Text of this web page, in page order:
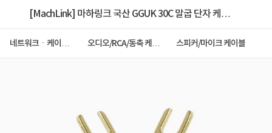
[MachLink] 마하링크 국산 GGUK 30C 말굽 단자 케이
네트워크ㆍ케이블
오디오/RCA/동축 케이
스피커/마이크 케이블